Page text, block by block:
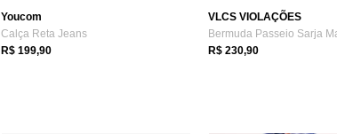
Youcom
Calça Reta Jeans
R$ 199,90
VLCS VIOLAÇÕES
R$ 230,90